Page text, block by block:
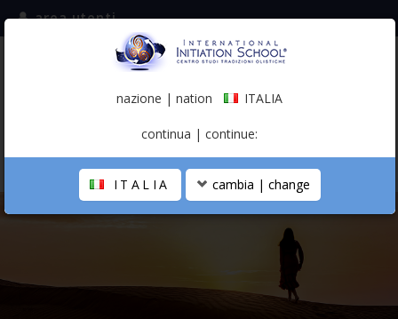
iscriviti alla mailing list
(italiano)
area utenti
LA SCUOLA
nazione | nation ITALIA
continua | continue:
ITALIA cambia | change